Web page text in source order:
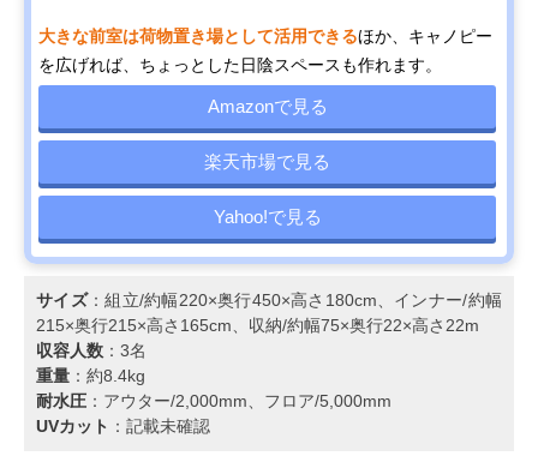
大きな前室は荷物置き場として活用できるほか、キャノピー
を広げれば、ちょっとした日陰スペースも作れます。
Amazonで見る
楽天市場で見る
Yahoo!で見る
サイズ：組立/約幅220×奥行450×高さ180cm、インナー/約幅
215×奥行215×高さ165cm、収納/約幅75×奥行22×高さ22m
収容人数 ：3名
重量 ：約8.4kg
耐水圧 ：アウター/2,000mm、フロア/5,000mm
UVカット ：記載未確認